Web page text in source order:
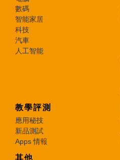
數碼
智能家居
科技
汽車
人工智能
教學評測
應用秘技
新品測試
Apps 情報
其他